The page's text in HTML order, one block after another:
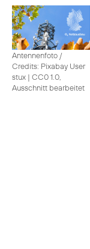
Antennenfoto /
Credits: Pixabay User
stux | CC0 1.0,
Ausschnitt bearbeitet